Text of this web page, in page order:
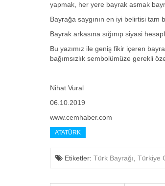
yapmak, her yere bayrak asmak
Bayrağa saygının en iyi belirtisi tam
Bayrak arkasına sığınıp siyasi
Bu yazımız ile geniş fikir içeren
bağımsızlık sembolümüze gerekli
Nihat Vural
06.10.2019
www.cemhaber.com
ATATÜRK
Etiketler: Türk Bayrağı, Türkiye